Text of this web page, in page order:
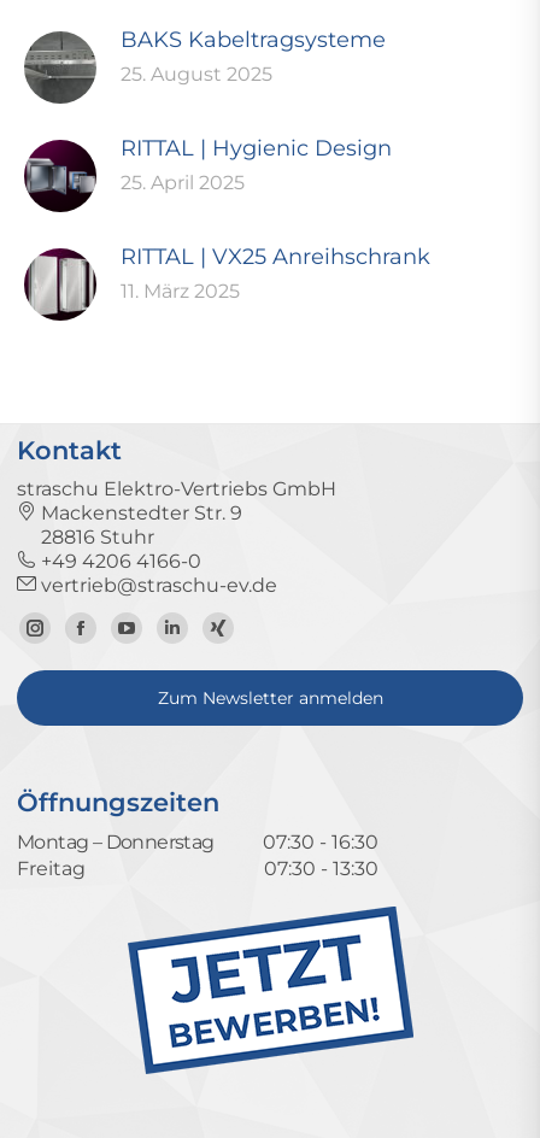
BAKS Kabeltragsysteme
25. August 2025
RITTAL | Hygienic Design
25. April 2025
RITTAL | VX25 Anreihschrank
11. März 2025
Kontakt
straschu Elektro-Vertriebs GmbH
Mackenstedter Str. 9
28816 Stuhr
+49 4206 4166-0
vertrieb@straschu-ev.de
Zum
Instagram-
Zur
Facebook-
Zum
YouTube-
Kanal
Zum
LinkedIn-
Profil
Zum
Xing-
Profil
Zum Newsletter anmelden
Öffnungszeiten
Montag – Donnerstag
07:30 - 16:30
Freitag
07:30 - 13:30